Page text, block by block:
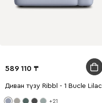
589 110
Диван түзу Ribbl - 1 Bucle Lilac
+21